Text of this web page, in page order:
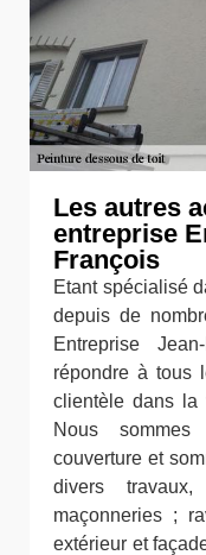
Les autres
entreprise
François
Etant spécialisé
depuis de
Entreprise
répondre à tous
clientèle dans la
Nous
couverture et
divers
maçonneries ;
extérieur et